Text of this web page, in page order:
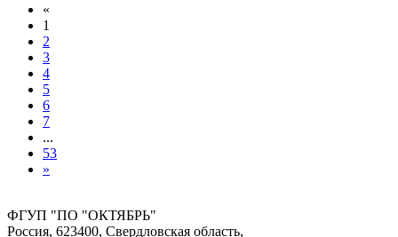
«
1
2
3
4
5
6
7
...
53
»
ФГУП "ПО "ОКТЯБРЬ"
Россия, 623400, Свердловская область,